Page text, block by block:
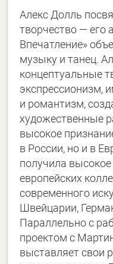
Алекс Долль
творчество — его
Впечатление»
музыку и танец.
концептуальные
экспрессионизм,
и романтизм,
художественные
высокое
в России, но и в
получила
европейских
современного
Швейцарии,
Параллельно с
проектом с
выставляет свои